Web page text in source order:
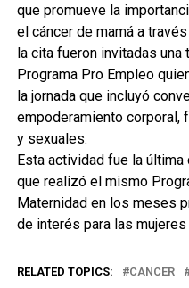
que promueve la
el cáncer de mamá a
la cita fueron invitadas
Programa Pro Empleo
la jornada que incluyó
empoderamiento corporal,
y sexuales.
Esta actividad fue la
que realizó el mismo
Maternidad en los meses
de interés para las mujeres
RELATED TOPICS: CANCER